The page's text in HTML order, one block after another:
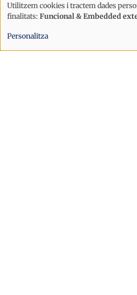
Ús
de
dades
Utilitzem cookies i tractem dades
finalitats: Funcional & Embedded
Personalitza